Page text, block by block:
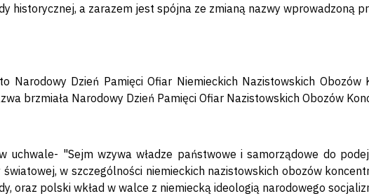
historycznej, a zarazem jest spójna ze zmianą nazwy wprowadzoną
Narodowy Dzień Pamięci Ofiar Niemieckich Nazistowskich Obozów
brzmiała Narodowy Dzień Pamięci Ofiar Nazistowskich Obozów
uchwale- "Sejm wzywa władze państwowe i samorządowe do
w szczególności niemieckich nazistowskich obozów
oraz polski wkład w walce z niemiecką ideologią narodowego